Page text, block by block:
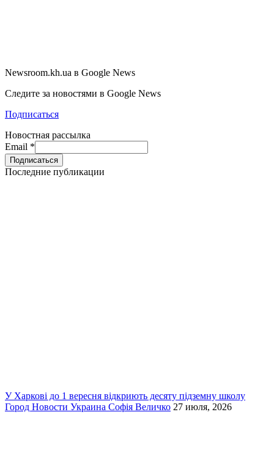
Newsroom.kh.ua в Google News
Следите за новостями в Google News
Подписаться
Новостная рассылка
Email *
Последние публикации
У Харкові до 1 вересня відкриють десяту підземну школу
Город Новости Украина Софія Величко 27 июля, 2026